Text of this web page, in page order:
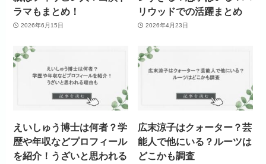
ラマもまとめ！
2026年6月15日
リウッドでの活躍まとめ
2026年4月23日
えいしゅう博士は何者？学
歴や年収などプロフィール
を紹介！うざいと思われる
広末涼子はクォーター？芸
能人で他にいる？ルーツは
どこかも調査